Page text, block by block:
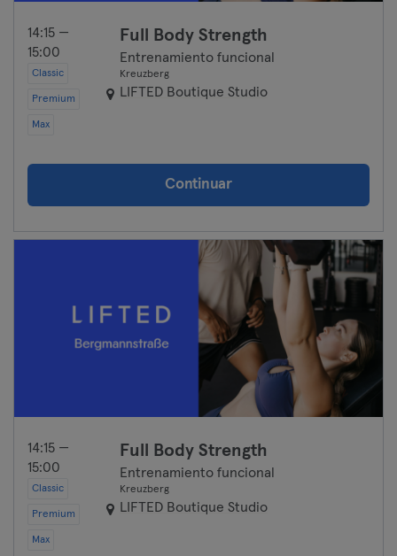
14:15 —
15:00
Classic
Premium
Max
Full Body Strength
Entrenamiento funcional
Kreuzberg
LIFTED Boutique Studio
Continuar
14:15 —
15:00
Classic
Premium
Max
Full Body Strength
Entrenamiento funcional
Kreuzberg
LIFTED Boutique Studio